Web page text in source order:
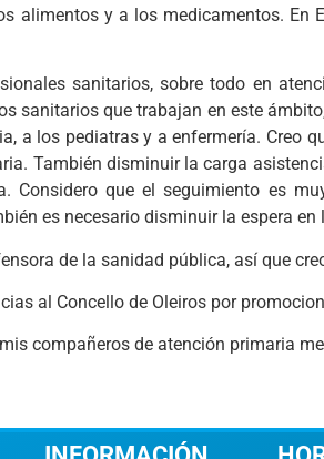
alimentos y a los medicamentos. En
sanitarios, sobre todo en
sanitarios que trabajan en este
a los pediatras y a enfermería. Creo
También disminuir la carga
Considero que el seguimiento es
es necesario disminuir la espera
de la sanidad pública, así que
al Concello de Oleiros por
compañeros de atención primaria